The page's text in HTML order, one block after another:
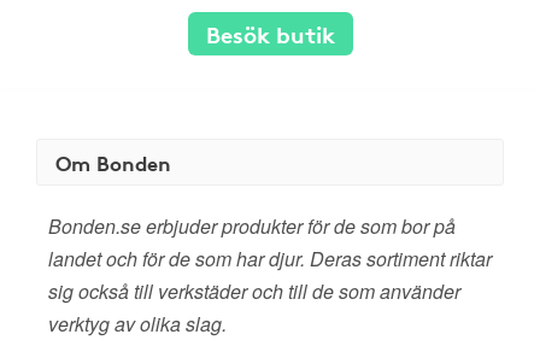
Besök butik
Om Bonden
Bonden.se erbjuder produkter för de som bor på
landet och för de som har djur. Deras sortiment riktar
sig också till verkstäder och till de som använder
verktyg av olika slag.